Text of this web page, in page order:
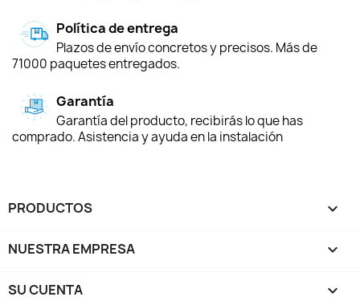
Política de entrega
Plazos de envío concretos y precisos. Más de
71000 paquetes entregados.
Garantía
Garantía del producto, recibirás lo que has
comprado. Asistencia y ayuda en la instalación
PRODUCTOS 
NUESTRA EMPRESA 
SU CUENTA 